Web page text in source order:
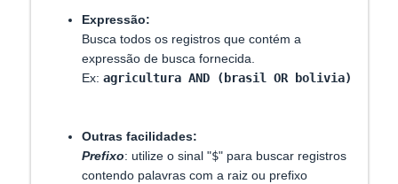
Expressão:
Busca todos os registros que contém a
expressão de busca fornecida.
Ex: agricultura AND (brasil OR bolivia)
Outras facilidades:
Prefixo: utilize o sinal "$" para buscar registros
contendo palavras com a raiz ou prefixo